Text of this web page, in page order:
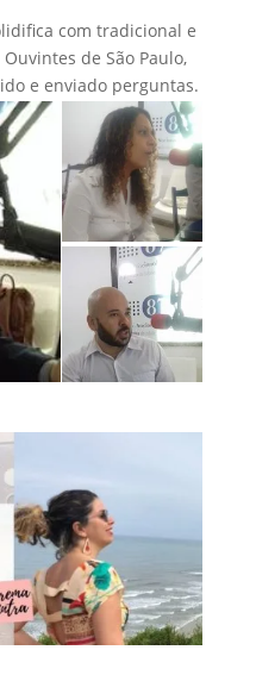
com tradicional e
de São Paulo,
e enviado perguntas.